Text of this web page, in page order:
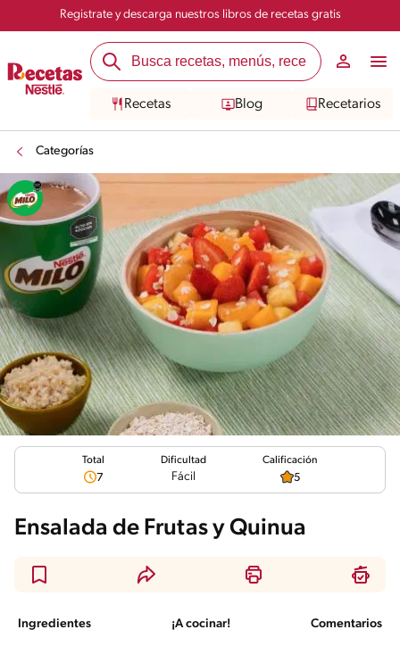
Registrate y descarga nuestros libros de recetas gratis
Recetas Blog Recetarios
Categorías
Total
7
Dificultad
Fácil
Calificación
5
Ensalada de Frutas y Quinua
Ingredientes ¡A cocinar! Comentarios